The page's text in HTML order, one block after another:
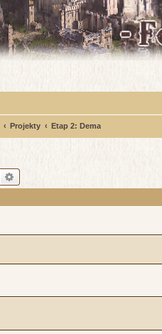
Projekty Etap 2: Dema
Szukaj